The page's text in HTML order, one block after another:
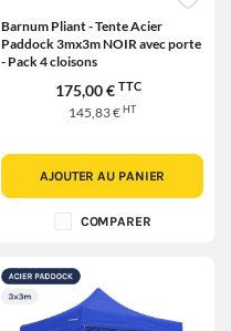
Barnum Pliant - Tente Acier
Paddock 3mx3m NOIR avec porte
- Pack 4 cloisons
175,00 € TTC
145,83 €HT
AJOUTER AU PANIER
COMPARER